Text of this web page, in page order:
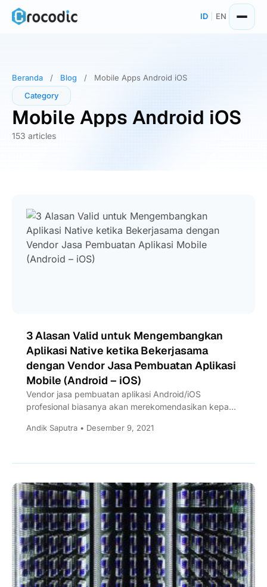
Skip
ID EN
Beranda / Blog /
Mobile Apps Android iOS
Category
Mobile Apps Android iOS
153 articles
3 Alasan Valid untuk Mengembangkan
Aplikasi Native ketika Bekerjasama
dengan Vendor Jasa Pembuatan Aplikasi
Mobile (Android – iOS)
Vendor jasa pembuatan aplikasi Android/iOS
profesional biasanya akan merekomendasikan kepada
alasannya
Andik Saputra • Desember 9, 2021